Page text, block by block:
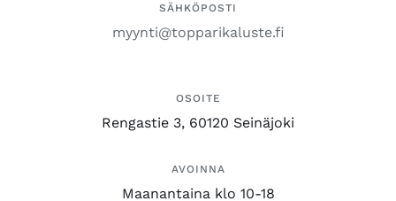
SÄHKÖPOSTI
myynti@topparikaluste.fi
OSOITE
Rengastie 3, 60120 Seinäjoki
AVOINNA
Maanantaina klo 10-18